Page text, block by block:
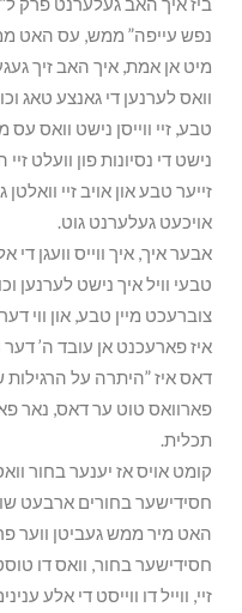
נפש עייפה” ממש, עס האט
מיט אן אמת, איך האב זיך
וואס לערנען די גאנצע טאג וכו’
טבע, זיי ווייסן נישט וואס עס
נישט די נסיונות פון וועלט
זייער טבע און אויב זיי וואלטן
אויכעט געלערנט גוט.
אבער איך, איך ווייס וועגן די
טבעי וויל איך נישט לערנען
צוברעכט מיין טבע, און ווי
איז פארעכנט אן עובד ה’
דאס איז ”היתרה על הרגילות
פארוואס טוט ער דאס, נאר
תכלית.
קומט אויס אז יענער בחור
חסידישער בחורים ארבעט
האט מיר ממש געביטן ווער
חסידישער בחור, וואס דו
זיי, ווייל דו ווייסט די אלע